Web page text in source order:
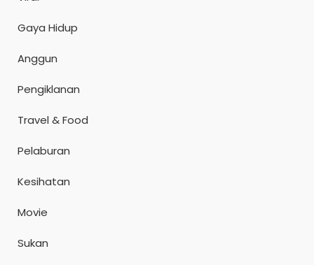
Gaya Hidup
Anggun
Pengiklanan
Travel & Food
Pelaburan
Kesihatan
Movie
Sukan